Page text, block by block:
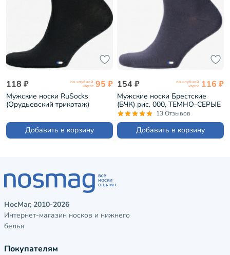
118 ₽ по клубной
карте 95 ₽
Мужские носки RuSocks
(Орудьевский трикотаж)
Добавить в корзину
154 ₽ по клубной
карте 116 ₽
Мужские носки Брестские
(БЧК) рис. 000, ТЕМНО-СЕРЫЕ
(14С2122)
13 Отзывов
Добавить в корзину
НосМаг, 2010-2026
Интернет-магазин носков и нижнего
белья
Покупателям